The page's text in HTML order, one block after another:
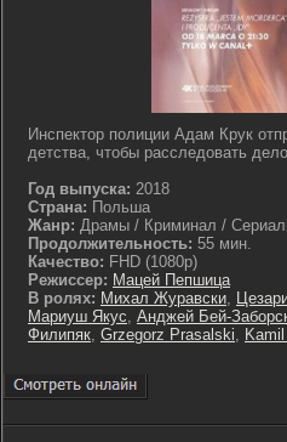
Инспектор полиции Адам Крук
детства, чтобы расследовать
Год выпуска: 2018
Страна: Польша
Жанр: Драмы / Криминал /
Продолжительность: 55 мин.
Качество: FHD (1080p)
Режиссер: Мацей Пепшица
В ролях: Михал Журавски,
Мариуш Якус, Анджей Бей-
Филипяк, Grzegorz Prasalski,